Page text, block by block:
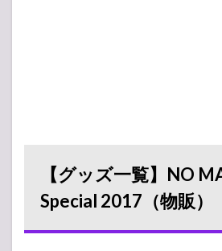
【グッズ一覧】NO
Special 2017（物販）